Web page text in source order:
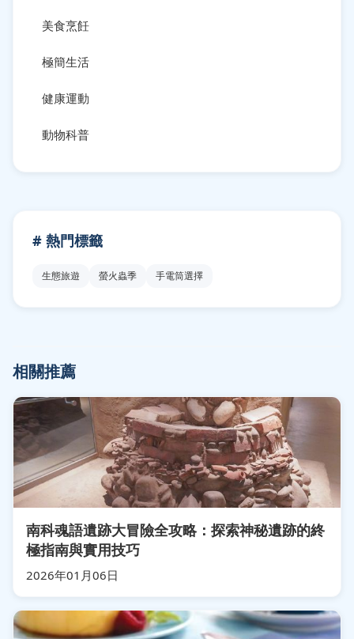
美食烹飪
極簡生活
健康運動
動物科普
# 熱門標籤
生態旅遊 螢火蟲季 手電筒選擇
相關推薦
南科魂語遺跡大冒險全攻略：探索神秘遺跡的終
極指南與實用技巧
2026年01月06日